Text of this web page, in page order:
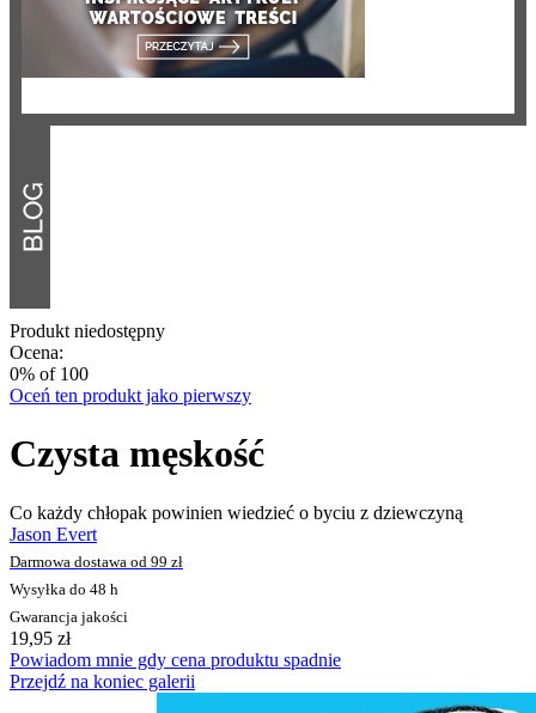
Produkt niedostępny
Ocena:
0% of 100
Oceń ten produkt jako pierwszy
Czysta męskość
Co każdy chłopak powinien wiedzieć o byciu z dziewczyną
Jason Evert
Darmowa dostawa od 99 zł
Wysyłka do 48 h
Gwarancja jakości
19,95 zł
Powiadom mnie gdy cena produktu spadnie
Przejdź na koniec galerii